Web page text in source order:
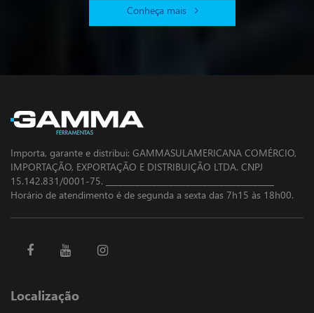
Conheça mais
Importa, garante e distribui: GAMMASULAMERICANA COMÉRCIO,
IMPORTAÇÃO, EXPORTAÇÃO E DISTRIBUIÇÃO LTDA. CNPJ
15.142.831/0001-75. ________________________________________
Horário de atendimento é de segunda a sexta das 7h15 às 18h00.
Localização